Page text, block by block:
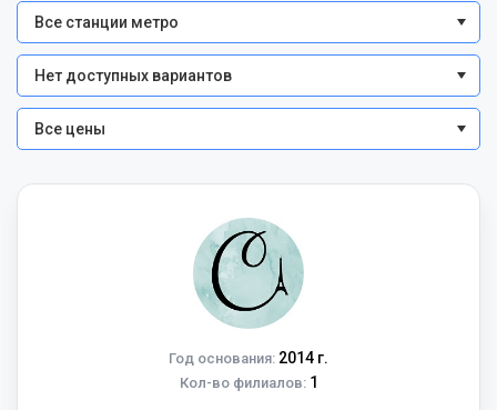
Все станции метро
Нет доступных вариантов
Все цены
Год основания: 2014 г.
Кол-во филиалов:1